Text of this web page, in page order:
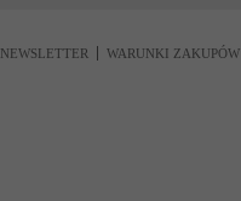
NEWSLETTER WARUNKI ZAKUPÓW